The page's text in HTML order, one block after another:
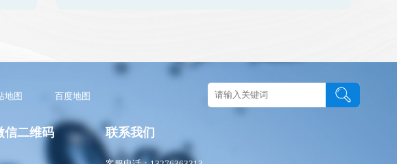
地图 百度地图
信二维码 联系我们